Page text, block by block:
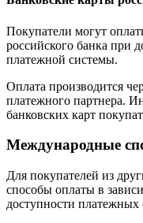
Покупатели могут
российского банка при
платежной системы.
Оплата производится
платежного партнера.
банковских карт
Международные
Для покупателей из
способы оплаты в
доступности платежных